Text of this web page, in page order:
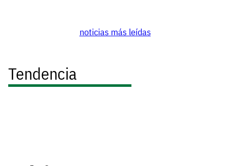
noticias más leídas
Tendencia